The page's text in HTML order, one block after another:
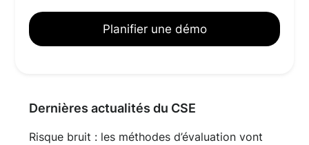
Planifier une démo
Dernières actualités du CSE
Risque bruit : les méthodes d’évaluation vont